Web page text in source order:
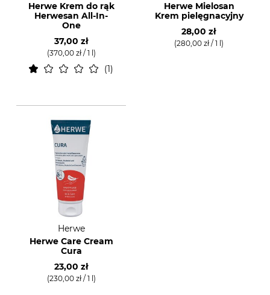
Herwe Krem do rąk
Herwesan All-In-
One
37,00 zł
(370,00 zł / 1 l)
1
Herwe Mielosan
Krem pielęgnacyjny
28,00 zł
(280,00 zł / 1 l)
Herwe
Herwe Care Cream
Cura
23,00 zł
(230,00 zł / 1 l)